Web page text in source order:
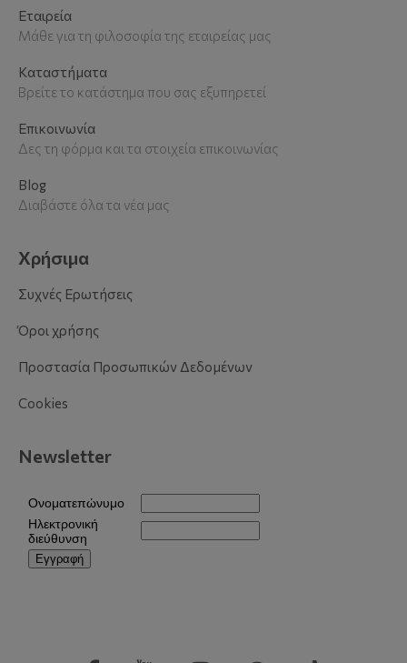
Εταιρεία
Μάθε για τη φιλοσοφία της εταιρείας μας
Καταστήματα
Βρείτε το κατάστημα που σας εξυπηρετεί
Επικοινωνία
Δες τη φόρμα και τα στοιχεία επικοινωνίας
Blog
Διαβάστε όλα τα νέα μας
Χρήσιμα
Συχνές Ερωτήσεις
Όροι χρήσης
Προστασία Προσωπικών Δεδομένων
Cookies
Newsletter